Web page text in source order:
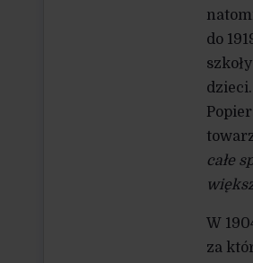
do
całe
W
za